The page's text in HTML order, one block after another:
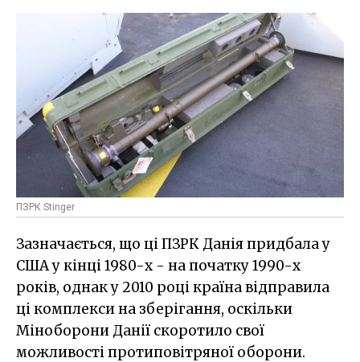
ПЗРК Stinger
Зазначається, що ці ПЗРК Данія придбала у
США у кінці 1980-х - на початку 1990-х
років, однак у 2010 році країна відправила
ці комплекси на зберігання, оскільки
Міноборони Данії скоротило свої
можливості протиповітряної оборони.